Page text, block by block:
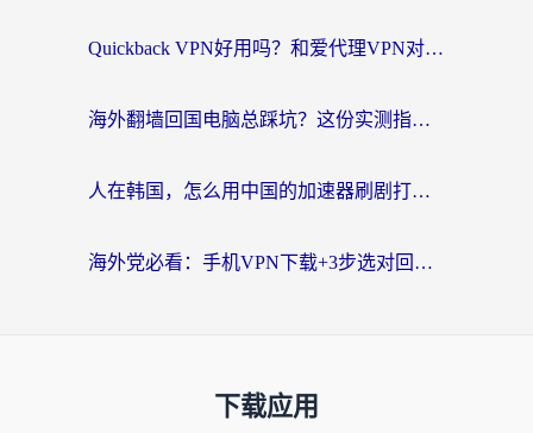
Quickback VPN好用吗？和爱代理VPN对比哪个回国效果更好？
海外翻墙回国电脑总踩坑？这份实测指南帮你选对加速器（附ChickCNinitapMalus对比）
人在韩国，怎么用中国的加速器刷剧打游戏？这份真实体验指南给你答案
海外党必看：手机VPN下载+3步选对回国加速器，无缝刷国内资源不再愁
下载应用